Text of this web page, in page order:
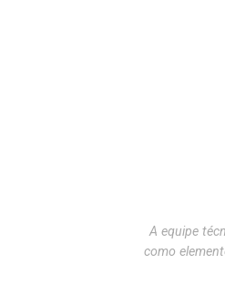
A equipe
como